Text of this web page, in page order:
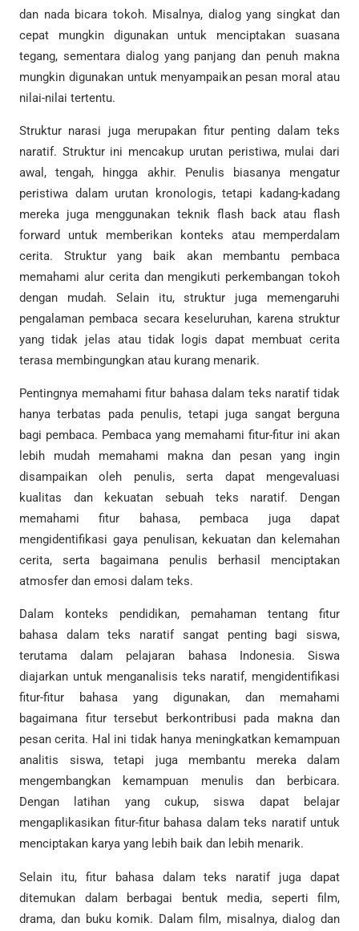
dan nada bicara tokoh. Misalnya, dialog yang singkat dan
cepat mungkin digunakan untuk menciptakan suasana
tegang, sementara dialog yang panjang dan penuh makna
mungkin digunakan untuk menyampaikan pesan moral atau
nilai-nilai tertentu.
Struktur narasi juga merupakan fitur penting dalam teks
naratif. Struktur ini mencakup urutan peristiwa, mulai dari
awal, tengah, hingga akhir. Penulis biasanya mengatur
peristiwa dalam urutan kronologis, tetapi kadang-kadang
mereka juga menggunakan teknik flash back atau flash
forward untuk memberikan konteks atau memperdalam
cerita. Struktur yang baik akan membantu pembaca
memahami alur cerita dan mengikuti perkembangan tokoh
dengan mudah. Selain itu, struktur juga memengaruhi
pengalaman pembaca secara keseluruhan, karena struktur
yang tidak jelas atau tidak logis dapat membuat cerita
terasa membingungkan atau kurang menarik.
Pentingnya memahami fitur bahasa dalam teks naratif tidak
hanya terbatas pada penulis, tetapi juga sangat berguna
bagi pembaca. Pembaca yang memahami fitur-fitur ini akan
lebih mudah memahami makna dan pesan yang ingin
disampaikan oleh penulis, serta dapat mengevaluasi
kualitas dan kekuatan sebuah teks naratif. Dengan
memahami fitur bahasa, pembaca juga dapat
mengidentifikasi gaya penulisan, kekuatan dan kelemahan
cerita, serta bagaimana penulis berhasil menciptakan
atmosfer dan emosi dalam teks.
Dalam konteks pendidikan, pemahaman tentang fitur
bahasa dalam teks naratif sangat penting bagi siswa,
terutama dalam pelajaran bahasa Indonesia. Siswa
diajarkan untuk menganalisis teks naratif, mengidentifikasi
fitur-fitur bahasa yang digunakan, dan memahami
bagaimana fitur tersebut berkontribusi pada makna dan
pesan cerita. Hal ini tidak hanya meningkatkan kemampuan
analitis siswa, tetapi juga membantu mereka dalam
mengembangkan kemampuan menulis dan berbicara.
Dengan latihan yang cukup, siswa dapat belajar
mengaplikasikan fitur-fitur bahasa dalam teks naratif untuk
menciptakan karya yang lebih baik dan lebih menarik.
Selain itu, fitur bahasa dalam teks naratif juga dapat
ditemukan dalam berbagai bentuk media, seperti film,
drama, dan buku komik. Dalam film, misalnya, dialog dan